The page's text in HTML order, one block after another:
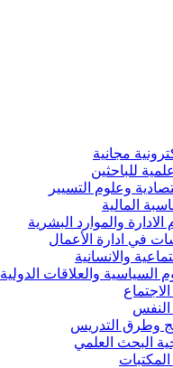
مجانية
للباحثين
وعلوم التسيير
المالية
الادارة والموارد البشرية
في ادارة الأعمال
والانسانية
السياسية والعلاقات الدولية
النفس
وطرق التدريس
البحث العلمي